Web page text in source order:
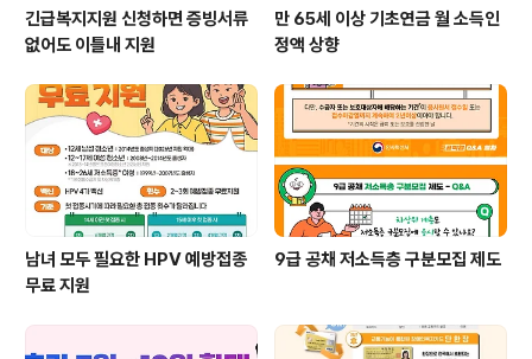
긴급복지지원 신청하면 증빙서류
없어도 이틀내 지원
만 65세 이상 기초연금 월 소득인
정액 상향
남녀 모두 필요한 HPV 예방접종
무료 지원
9급 공채 저소득층 구분모집 제도